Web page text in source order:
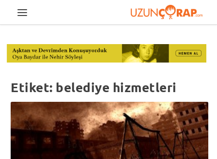
Etiket: belediye hizmetleri